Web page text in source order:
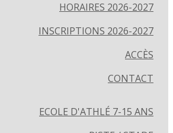
HORAIRES 2026-2027
INSCRIPTIONS 2026-2027
ACCÈS
CONTACT
ECOLE D'ATHLÉ 7-15 ANS